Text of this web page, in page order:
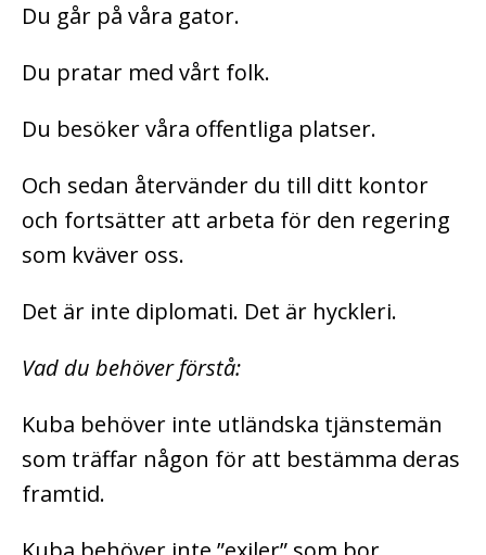
Du går på våra gator.
Du pratar med vårt folk.
Du besöker våra offentliga platser.
Och sedan återvänder du till ditt kontor
och fortsätter att arbeta för den regering
som kväver oss.
Det är inte diplomati. Det är hyckleri.
Vad du behöver förstå:
Kuba behöver inte utländska tjänstemän
som träffar någon för att bestämma deras
framtid.